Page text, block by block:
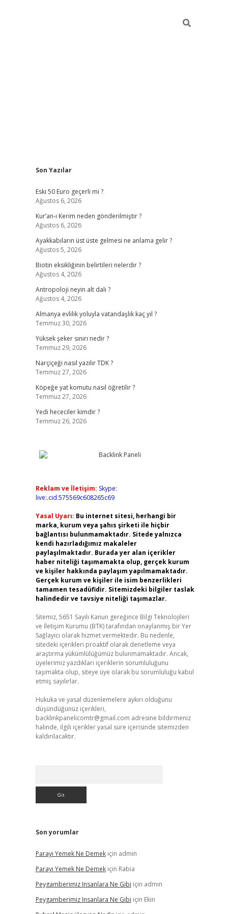
Sidebar
Son Yazılar
Eski 50 Euro geçerli mi ?
Ağustos 6, 2026
Kur’an-ı Kerim neden gönderilmiştir ?
Ağustos 6, 2026
Ayakkabıların üst üste gelmesi ne anlama gelir ?
Ağustos 5, 2026
Biotin eksikliğinin belirtileri nelerdir ?
Ağustos 4, 2026
Antropoloji neyin alt dalı ?
Ağustos 4, 2026
Almanya evlilik yoluyla vatandaşlık kaç yıl ?
Temmuz 30, 2026
Yüksek şeker sınırı nedir ?
Temmuz 29, 2026
Narçiçeği nasıl yazılır TDK ?
Temmuz 27, 2026
Köpeğe yat komutu nasıl öğretilir ?
Temmuz 27, 2026
Yedi hececiler kimdir ?
Temmuz 26, 2026
Reklam ve İletişim: Skype:
live:.cid.575569c608265c69
Yasal Uyarı: Bu internet sitesi, herhangi bir
marka, kurum veya şahıs şirketi ile hiçbir
bağlantısı bulunmamaktadır. Sitede yalnızca
kendi hazırladığımız makaleler
paylaşılmaktadır. Burada yer alan içerikler
haber niteliği taşımamakta olup, gerçek kurum
ve kişiler hakkında paylaşım yapılmamaktadır.
Gerçek kurum ve kişiler ile isim benzerlikleri
tamamen tesadüfidir. Sitemizdeki bilgiler taslak
halindedir ve tavsiye niteliği taşımazlar.
Sitemiz, 5651 Sayılı Kanun gereğince Bilgi Teknolojileri
ve İletişim Kurumu (BTK) tarafından onaylanmış bir Yer
Sağlayıcı olarak hizmet vermektedir. Bu nedenle,
sitedeki içerikleri proaktif olarak denetleme veya
araştırma yükümlülüğümüz bulunmamaktadır. Ancak,
üyelerimiz yazdıkları içeriklerin sorumluluğunu
taşımakta olup, siteye üye olarak bu sorumluluğu kabul
etmiş sayılırlar.
Hukuka ve yasal düzenlemelere aykırı olduğunu
düşündüğünüz içerikleri,
backlinkpanelicomtr@gmail.com adresine bildirmeniz
halinde, ilgili içerikler yasal süre içerisinde sitemizden
kaldırılacaktır.
Son yorumlar
Parayı Yemek Ne Demekiçin admin
Parayı Yemek Ne Demekiçin Rabia
Peygamberimiz Insanlara Ne Gibi için admin
Peygamberimiz Insanlara Ne Gibi için Ekin